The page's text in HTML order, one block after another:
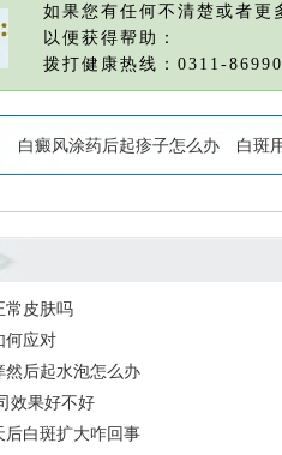
如果您有任何不清楚或者更
以便获得帮助：
拨打健康热线：0311-
白癜风涂药后起疹子怎么办 白斑
常皮肤吗
何应对
然后起水泡怎么办
效果好不好
后白斑扩大咋回事